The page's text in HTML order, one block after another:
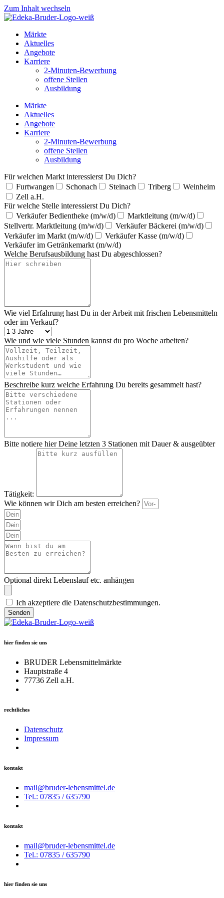
Zum Inhalt wechseln
Märkte
Aktuelles
Angebote
Karriere
2-Minuten-Bewerbung
offene Stellen
Ausbildung
Märkte
Aktuelles
Angebote
Karriere
2-Minuten-Bewerbung
offene Stellen
Ausbildung
Für welchen Markt interessierst Du Dich?
Furtwangen
Schonach Steinach Triberg
Weinheim
Zell a.H.
Für welche Stelle interessierst Du Dich?
Verkäufer Bedientheke (m/w/d)
Marktleitung (m/w/d)
Stellvertr. Marktleitung (m/w/d)
Verkäufer Bäckerei (m/w/d)
Verkäufer im Markt (m/w/d)
Verkäufer Kasse (m/w/d)
Verkäufer im Getränkemarkt (m/w/d)
Welche Berufsausbildung hast Du abgeschlossen?
Wie viel Erfahrung hast Du in der Arbeit mit frischen Lebensmitteln
oder im Verkauf?
Wie und wie viele Stunden kannst du pro Woche arbeiten?
Beschreibe kurz welche Erfahrung Du bereits gesammelt hast?
Bitte notiere hier Deine letzten 3 Stationen mit Dauer & ausgeübter
Tätigkeit:
Wie können wir Dich am besten erreichen?
Optional direkt Lebenslauf etc. anhängen
Ich akzeptiere die Datenschutzbestimmungen.
Senden
hier finden sie uns
BRUDER Lebensmittelmärkte
Hauptstraße 4
77736 Zell a.H.
rechtliches
Datenschutz
Impressum
kontakt
mail@bruder-lebensmittel.de
Tel.: 07835 / 635790
kontakt
mail@bruder-lebensmittel.de
Tel.: 07835 / 635790
hier finden sie uns